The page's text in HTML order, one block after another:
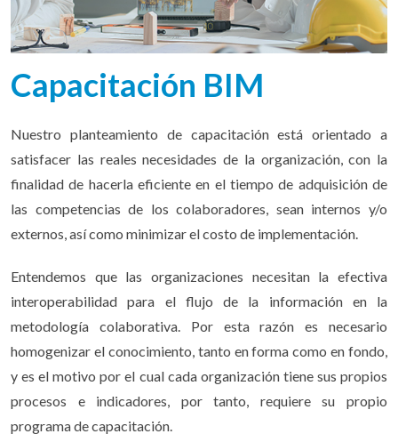
Capacitación BIM
Nuestro planteamiento de capacitación está orientado a
satisfacer las reales necesidades de la organización, con la
finalidad de hacerla eficiente en el tiempo de adquisición de
las competencias de los colaboradores, sean internos y/o
externos, así como minimizar el costo de implementación.
Entendemos que las organizaciones necesitan la efectiva
interoperabilidad para el flujo de la información en la
metodología colaborativa. Por esta razón es necesario
homogenizar el conocimiento, tanto en forma como en fondo,
y es el motivo por el cual cada organización tiene sus propios
procesos e indicadores, por tanto, requiere su propio
programa de capacitación.